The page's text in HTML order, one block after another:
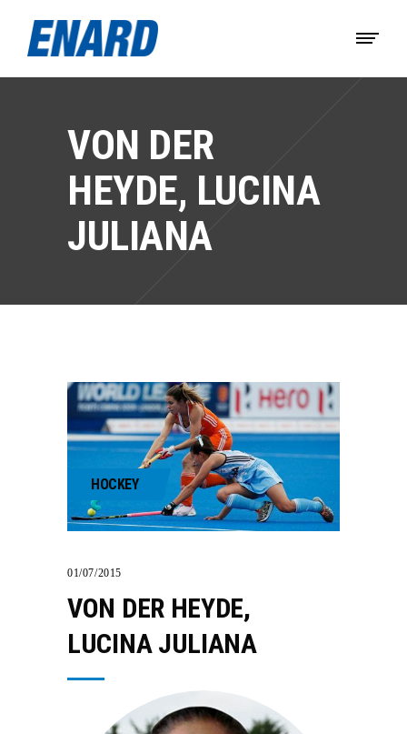
VON DER
HEYDE, LUCINA
JULIANA
HOCKEY
01/07/2015
VON DER HEYDE,
LUCINA JULIANA